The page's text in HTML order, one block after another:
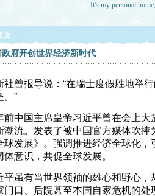
It's my personal home
文
政府开创世界经济新时代
社曾报导说：“在瑞士度假胜地举
。”
前中国主席皇帝习近平曾在会上
潮流。发表了被中国官方媒体吹
球发展》。强调推进经济全球化
体意识，共促全球发展。
平虽有当世界领袖的雄心和野心
门口、后院甚至本国自家危机的处